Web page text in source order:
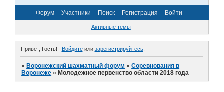
Форум Участники Поиск Регистрация Войти
Активные темы
Привет, Гость! Войдитеили зарегистрируйтесь.
»Воронежский шахматный форум »Соревнования в
Воронеже »Молодежное первенство области 2018 года